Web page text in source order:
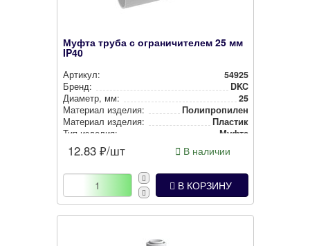
Муфта труба с ограничителем 25 мм
IP40
Артикул:
54925
Бренд:
DKC
Диаметр, мм:
25
Материал изделия:
Полип­ро­пи­лен
Материал изделия:
Пластик
Тип изделия:
Муфта
Степень защиты:
Цвет:
Серый
12.83 ₽/шт В наличии
В КОРЗИНУ